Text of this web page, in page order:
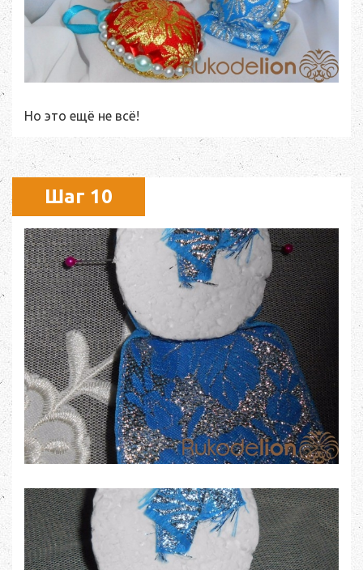
Но это ещё не всё!
Шаг 10